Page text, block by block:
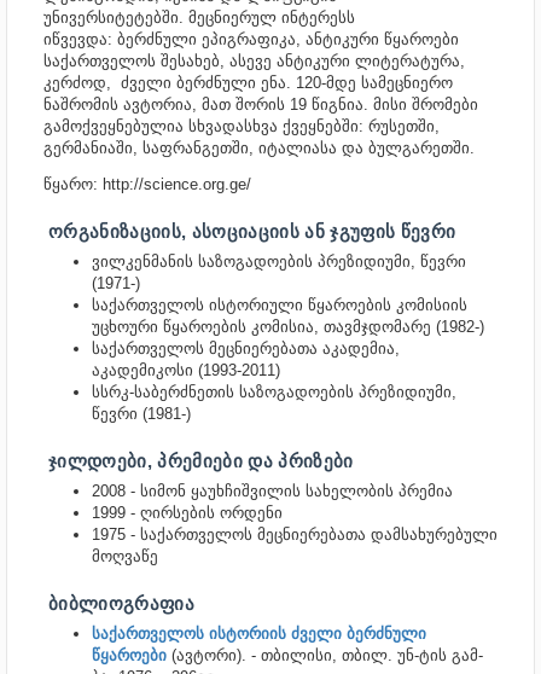
უნივერსიტეტებში. მეცნიერულ ინტერესს
იწვევდა: ბერძნული ეპიგრაფიკა, ანტიკური წყაროები
საქართველოს შესახებ, ასევე ანტიკური ლიტერატურა,
კერძოდ, ძველი ბერძნული ენა. 120-მდე სამეცნიერო
ნაშრომის ავტორია, მათ შორის 19 წიგნია. მისი შრომები
გამოქვეყნებულია სხვადასხვა ქვეყნებში: რუსეთში,
გერმანიაში, საფრანგეთში, იტალიასა და ბულგარეთში.
წყარო: http://science.org.ge/
ᲝᲠᲒᲐᲜᲘᲖᲐᲪᲘᲘᲡ, ᲐᲡᲝᲪᲘᲐᲪᲘᲘᲡ ᲐᲜ ᲯᲒᲣᲤᲘᲡ ᲬᲔᲕᲠᲘ
ვილკენმანის საზოგადოების პრეზიდიუმი, წევრი
(1971-)
საქართველოს ისტორიული წყაროების კომისიის
უცხოური წყაროების კომისია, თავმჯდომარე (1982-)
საქართველოს მეცნიერებათა აკადემია,
აკადემიკოსი (1993-2011)
სსრკ-საბერძნეთის საზოგადოების პრეზიდიუმი,
წევრი (1981-)
ᲯᲘᲚᲓᲝᲔᲑᲘ, ᲞᲠᲔᲛᲘᲔᲑᲘ ᲓᲐ ᲞᲠᲘᲖᲔᲑᲘ
2008 - სიმონ ყაუხჩიშვილის სახელობის პრემია
1999 - ღირსების ორდენი
1975 - საქართველოს მეცნიერებათა დამსახურებული
მოღვაწე
ᲑᲘᲑᲚᲘᲝᲒᲠᲐᲤᲘᲐ
საქართველოს ისტორიის ძველი ბერძნული
წყაროები (ავტორი). - თბილისი, თბილ. უნ-ტის გამ-